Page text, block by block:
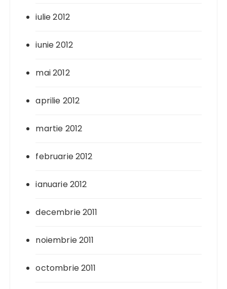
iulie 2012
iunie 2012
mai 2012
aprilie 2012
martie 2012
februarie 2012
ianuarie 2012
decembrie 2011
noiembrie 2011
octombrie 2011